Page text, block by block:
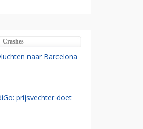
Crashes
naar Barcelona
prijsvechter doet